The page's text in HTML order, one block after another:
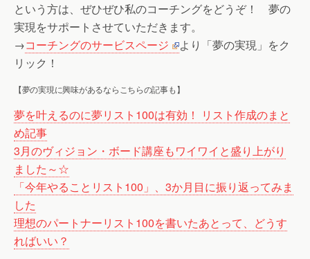
という方は、ぜひぜひ私のコーチングをどうぞ！ 夢の
実現をサポートさせていただきます。
→コーチングのサービスページ
より「夢の実現」をク
リック！
【夢の実現に興味があるならこちらの記事も】
夢を叶えるのに夢リスト100は有効！ リスト作成のまと
め記事
3月のヴィジョン・ボード講座もワイワイと盛り上がり
ました～☆
「今年やることリスト100」、3か月目に振り返ってみま
した
理想のパートナーリスト100を書いたあとって、どうす
ればいい？